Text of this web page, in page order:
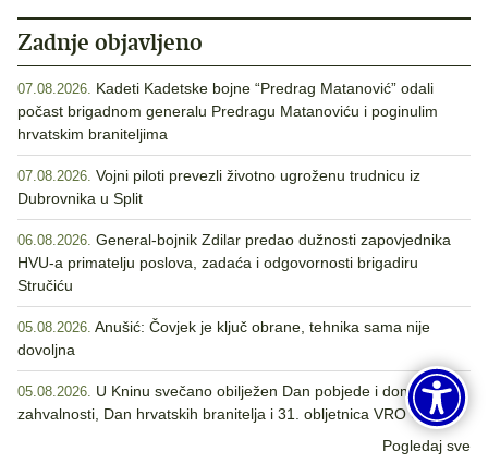
Zadnje objavljeno
07.08.2026. Kadeti Kadetske bojne “Predrag Matanović” odali
počast brigadnom generalu Predragu Matanoviću i poginulim
hrvatskim braniteljima
07.08.2026. Vojni piloti prevezli životno ugroženu trudnicu iz
Dubrovnika u Split
06.08.2026. General-bojnik Zdilar predao dužnosti zapovjednika
HVU-a primatelju poslova, zadaća i odgovornosti brigadiru
Stručiću
05.08.2026. Anušić: Čovjek je ključ obrane, tehnika sama nije
dovoljna
05.08.2026. U Kninu svečano obilježen Dan pobjede i domovinske
zahvalnosti, Dan hrvatskih branitelja i 31. obljetnica VRO Oluja
Pogledaj sve